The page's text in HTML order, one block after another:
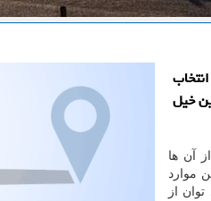
خیل
آن ها
موارد
از